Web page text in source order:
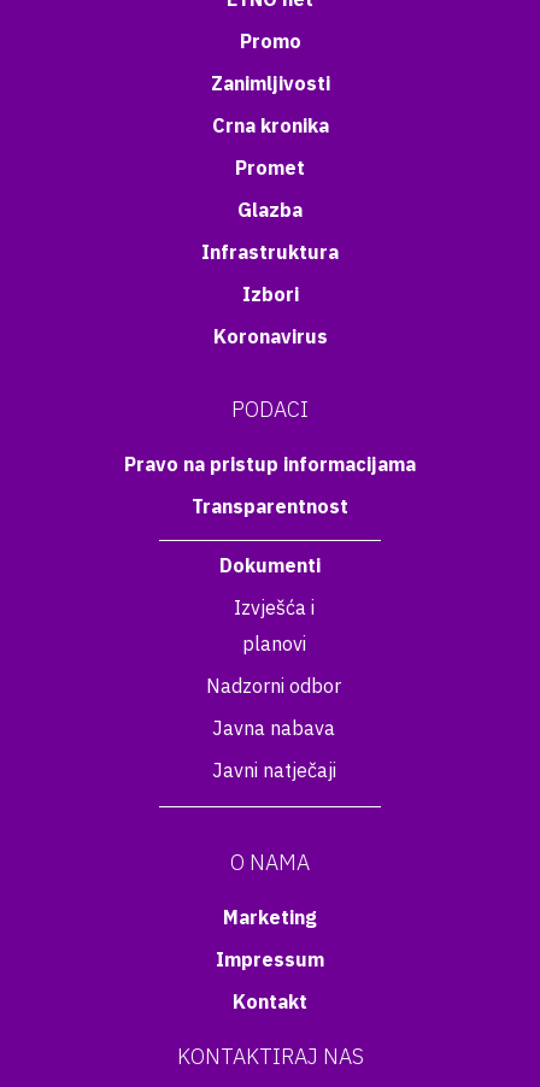
Promo
Zanimljivosti
Crna kronika
Promet
Glazba
Infrastruktura
Izbori
Koronavirus
PODACI
Pravo na pristup informacijama
Transparentnost
Dokumenti
Izvješća i
planovi
Nadzorni odbor
Javna nabava
Javni natječaji
O NAMA
Marketing
Impressum
Kontakt
KONTAKTIRAJ NAS